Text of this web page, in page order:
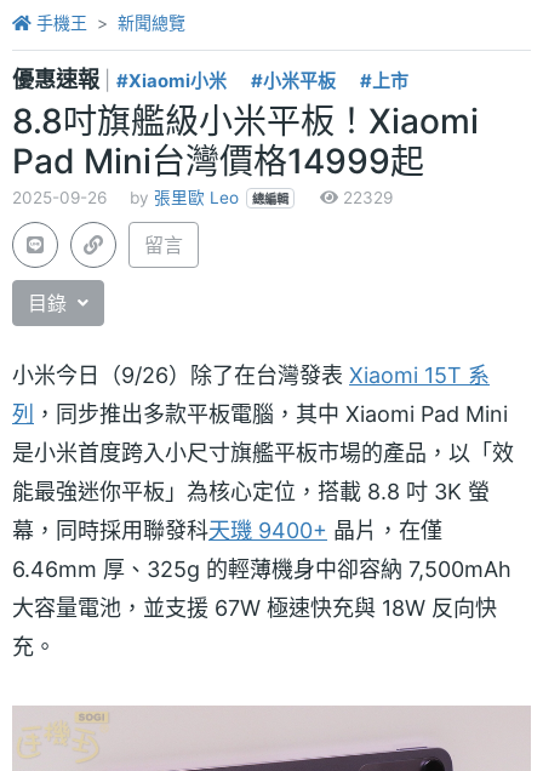
手機王 新聞總覽
優惠速報 #Xiaomi小米 #小米平板 #上市
8.8吋旗艦級小米平板！Xiaomi
Pad Mini台灣價格14999起
2025-09-26 by 張里歐 Leo 總編輯 22329
留言
目錄
小米今日（9/26）除了在台灣發表 Xiaomi 15T 系
列
，同步推出多款平板電腦，其中 Xiaomi Pad Mini
是小米首度跨入小尺寸旗艦平板市場的產品，以「效
能最強迷你平板」為核心定位，搭載 8.8 吋 3K 螢
幕，同時採用聯發科天璣 9400+ 晶片，在僅
6.46mm 厚、325g 的輕薄機身中卻容納 7,500mAh
大容量電池，並支援 67W 極速快充與 18W 反向快
充。